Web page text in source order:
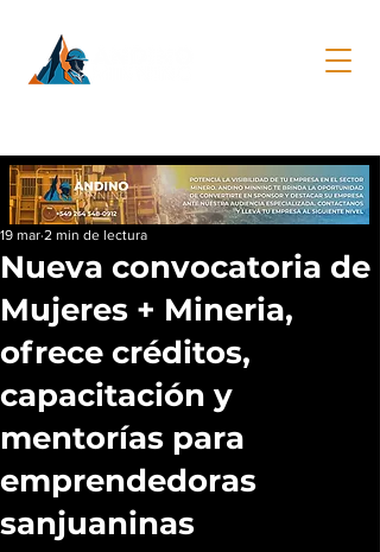
Nueva convocatoria de
Mujeres + Mineria,
ofrece créditos,
capacitación y
mentorías para
emprendedoras
sanjuaninas
19 mar 2 min de lectura